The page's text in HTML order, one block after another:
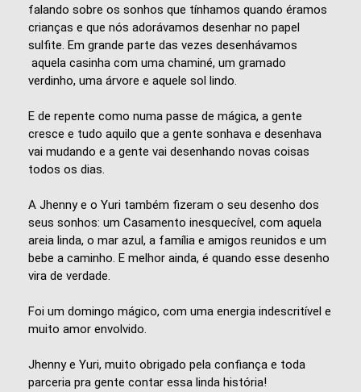
falando sobre os sonhos que tínhamos quando éramos
crianças e que nós adorávamos desenhar no papel
sulfite. Em grande parte das vezes desenhávamos
aquela casinha com uma chaminé, um gramado
verdinho, uma árvore e aquele sol lindo.
E de repente como numa passe de mágica, a gente
cresce e tudo aquilo que a gente sonhava e desenhava
vai mudando e a gente vai desenhando novas coisas
todos os dias.
A Jhenny e o Yuri também fizeram o seu desenho dos
seus sonhos: um Casamento inesquecível, com aquela
areia linda, o mar azul, a família e amigos reunidos e um
bebe a caminho. E melhor ainda, é quando esse desenho
vira de verdade.
Foi um domingo mágico, com uma energia indescritível e
muito amor envolvido.
Jhenny e Yuri, muito obrigado pela confiança e toda
parceria pra gente contar essa linda história!